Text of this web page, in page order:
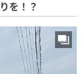
を！？